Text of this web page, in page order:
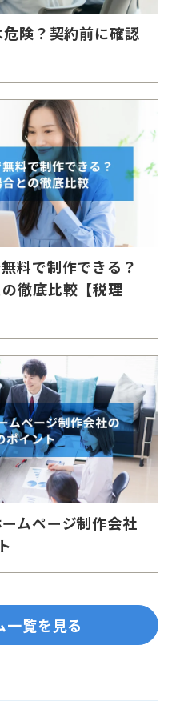
険？契約前に確認
料で制作できる？
徹底比較【税理
ムページ制作会社
一覧を見る